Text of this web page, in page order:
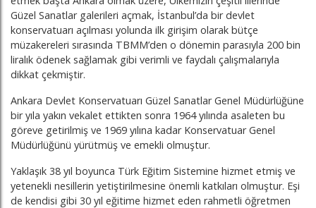
Güzel Sanatlar galerileri açmak, İstanbul’da bir devlet
konservatuarı açılması yolunda ilk girişim olarak bütçe
müzakereleri sırasında TBMM’den o dönemin parasıyla 200 bin
liralık ödenek sağlamak gibi verimli ve faydalı çalışmalarıyla
dikkat çekmiştir.
Ankara Devlet Konservatuarı Güzel Sanatlar Genel Müdürlüğüne
bir yıla yakın vekalet ettikten sonra 1964 yılında asaleten bu
göreve getirilmiş ve 1969 yılına kadar Konservatuar Genel
Müdürlüğünü yürütmüş ve emekli olmuştur.
Yaklaşık 38 yıl boyunca Türk Eğitim Sistemine hizmet etmiş ve
yetenekli nesillerin yetiştirilmesine önemli katkıları olmuştur. Eşi
de kendisi gibi 30 yıl eğitime hizmet eden rahmetli öğretmen